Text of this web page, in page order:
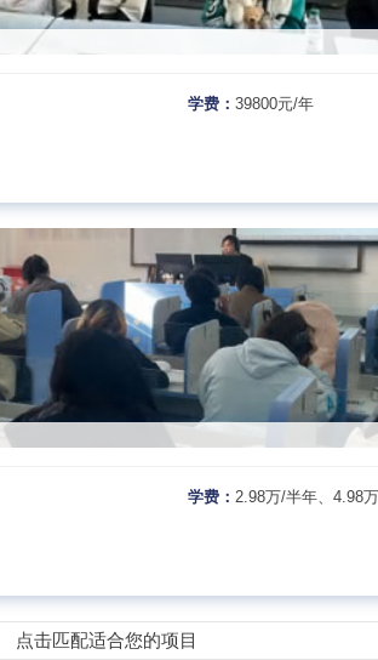
学费：39800元/年
学费：2.98万/半年、4.98
点击匹配适合您的项目